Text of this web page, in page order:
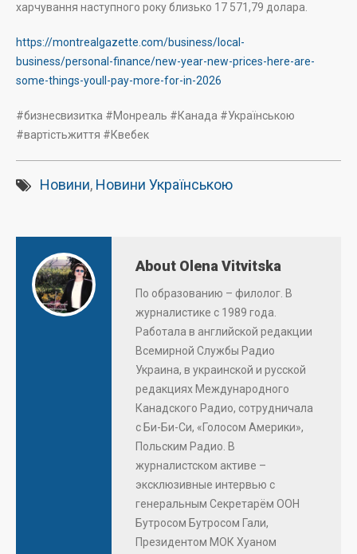
харчування наступного року близько 17 571,79 долара.
https://montrealgazette.com/business/local-
business/personal-finance/new-year-new-prices-here-are-
some-things-youll-pay-more-for-in-2026
#бизнесвизитка #Монреаль #Канада #Українською
#вартістьжиття #Квебек
Новини, Новини Українською
About Olena Vitvitska
По образованию – филолог. В
журналистике с 1989 года.
Работала в английской редакции
Всемирной Службы Радио
Украина, в украинской и русской
редакциях Международного
Канадского Радио, сотрудничала
с Би-Би-Си, «Голосом Америки»,
Польским Радио. В
журналистском активе –
эксклюзивные интервью с
генеральным Секретарём ООН
Бутросом Бутросом Гали,
Президентом МОК Хуаном